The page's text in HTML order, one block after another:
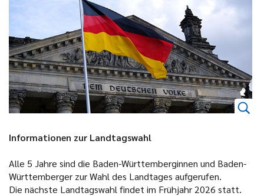
Informationen zur Landtagswahl
Alle 5 Jahre sind die Baden-Württemberginnen und Baden-
Württemberger zur Wahl des Landtages aufgerufen.
Die nächste Landtagswahl findet im Frühjahr 2026 statt.